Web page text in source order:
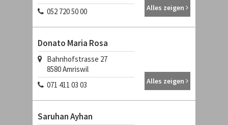
052 720 50 00
Alles zeigen
Donato Maria Rosa
Bahnhofstrasse 27
8580Amriswil
071 411 03 03
Alles zeigen
Saruhan Ayhan